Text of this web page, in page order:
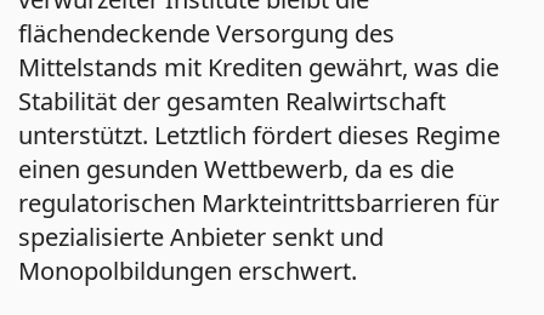
flächendeckende Versorgung des
Mittelstands mit Krediten gewährt, was die
Stabilität der gesamten Realwirtschaft
unterstützt. Letztlich fördert dieses Regime
einen gesunden Wettbewerb, da es die
regulatorischen Markteintrittsbarrieren für
spezialisierte Anbieter senkt und
Monopolbildungen erschwert.